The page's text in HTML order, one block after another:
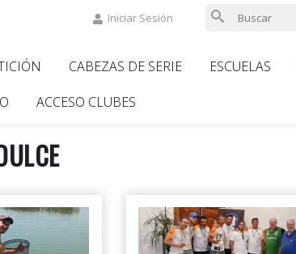
Iniciar Sesión
CABEZAS DE SERIE ESCUELAS
ACCESO CLUBES